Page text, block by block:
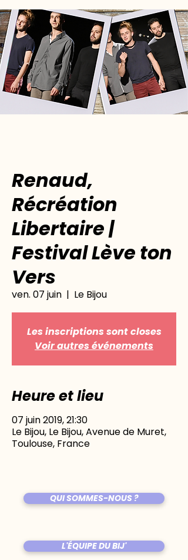
Renaud,
Récréation
Libertaire |
Festival Lève ton
Vers
ven. 07 juin
  |
Le Bijou
Les inscriptions sont closes
Voir autres événements
Heure et lieu
07 juin 2019, 21:30
Le Bijou, Le Bijou, Avenue de Muret,
Toulouse, France
QUI SOMMES-NOUS ?
L'ÉQUIPE DU BIJ'